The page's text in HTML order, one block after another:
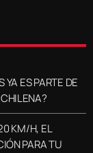
YA ES PARTE DE
KM/H, EL
PARA TU